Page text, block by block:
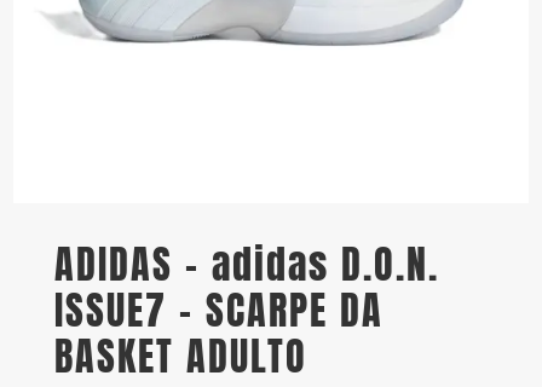
ADIDAS – adidas D.O.N.
ISSUE7 – SCARPE DA
BASKET ADULTO